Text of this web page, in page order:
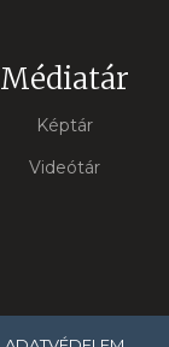
Médiatár
Képtár
Videótár